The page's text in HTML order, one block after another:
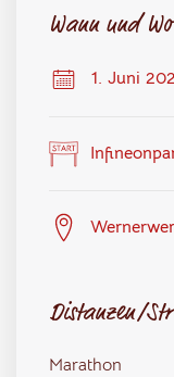
Wann und
1. Juni
Distanzen/
Marathon